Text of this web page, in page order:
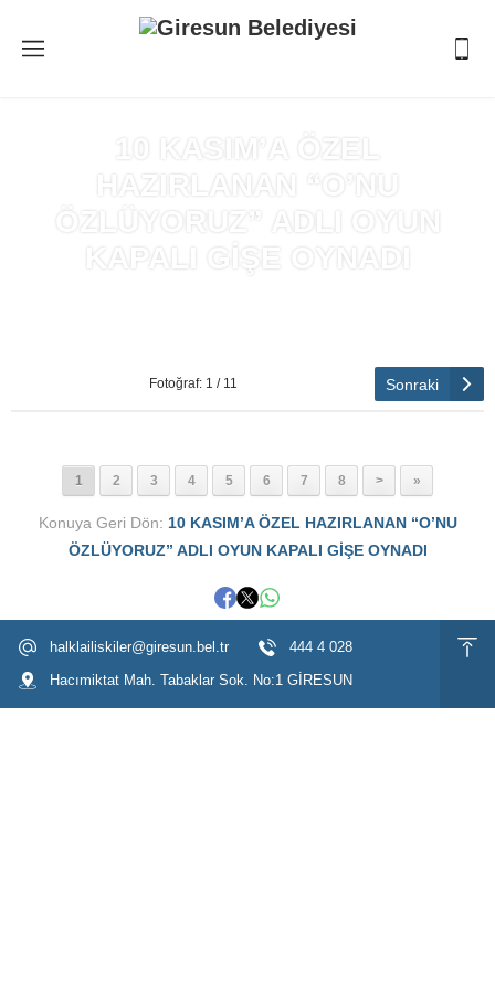
10 KASIM’A ÖZEL
HAZIRLANAN “O’NU
ÖZLÜYORUZ” ADLI OYUN
KAPALI GİŞE OYNADI
Fotoğraf: 1 / 11 Sonraki
1 2 3 4 5 6 7 8 > »
Konuya Geri Dön: 10 KASIM’A ÖZEL HAZIRLANAN “O’NU
ÖZLÜYORUZ” ADLI OYUN KAPALI GİŞE OYNADI
halklailiskiler@giresun.bel.tr
444 4 028
Hacımiktat Mah. Tabaklar Sok. No:1 GİRESUN